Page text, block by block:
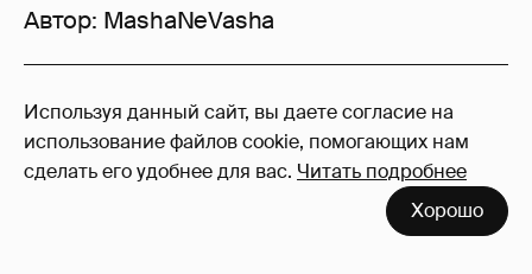
Используя данный сайт, вы даете согласие на
использование файлов cookie, помогающих нам
сделать его удобнее для вас. Читать подробнее
Хорошо
Автор: MashaNeVasha
65
Войдите в аккаунт, чтобы читать и
оставлять комментарии